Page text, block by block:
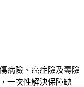
病險、癌症險及壽險
一次性解決保障缺